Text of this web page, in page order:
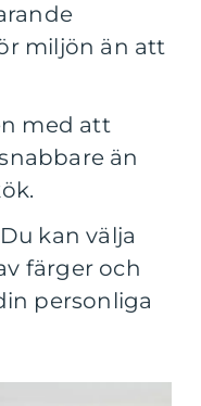
miljön än att
med att
än
Du kan välja
färger och
personliga